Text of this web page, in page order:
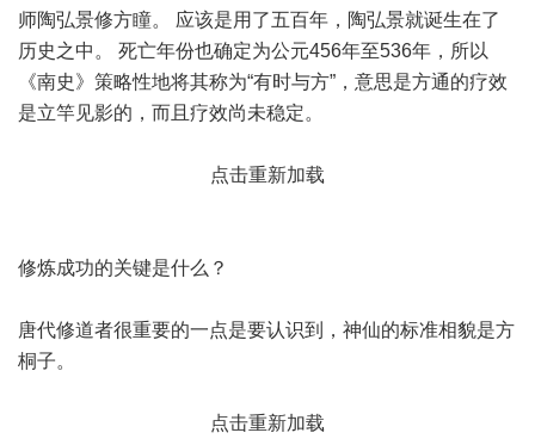
师陶弘景修方瞳。 应该是用了五百年，陶弘景就诞生在了
历史之中。 死亡年份也确定为公元456年至536年，所以
《南史》策略性地将其称为“有时与方”，意思是方通的疗效
是立竿见影的，而且疗效尚未稳定。
点击重新加载
修炼成功的关键是什么？
唐代修道者很重要的一点是要认识到，神仙的标准相貌是方
桐子。
点击重新加载